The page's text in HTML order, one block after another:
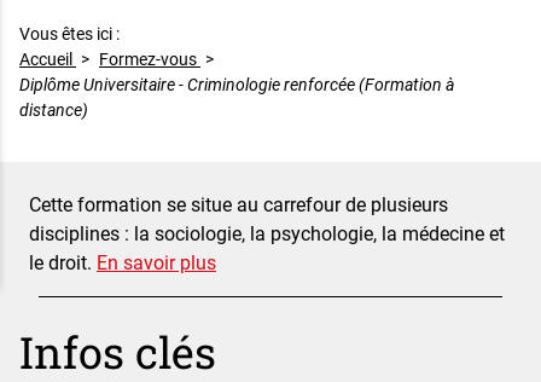
Vous êtes ici :
Accueil
> Formez-vous >
Diplôme Universitaire - Criminologie renforcée (Formation à
distance)
Résumé
Cette formation se situe au carrefour de plusieurs
disciplines : la sociologie, la psychologie, la médecine et
le droit. En savoir plus
Détails
Infos clés